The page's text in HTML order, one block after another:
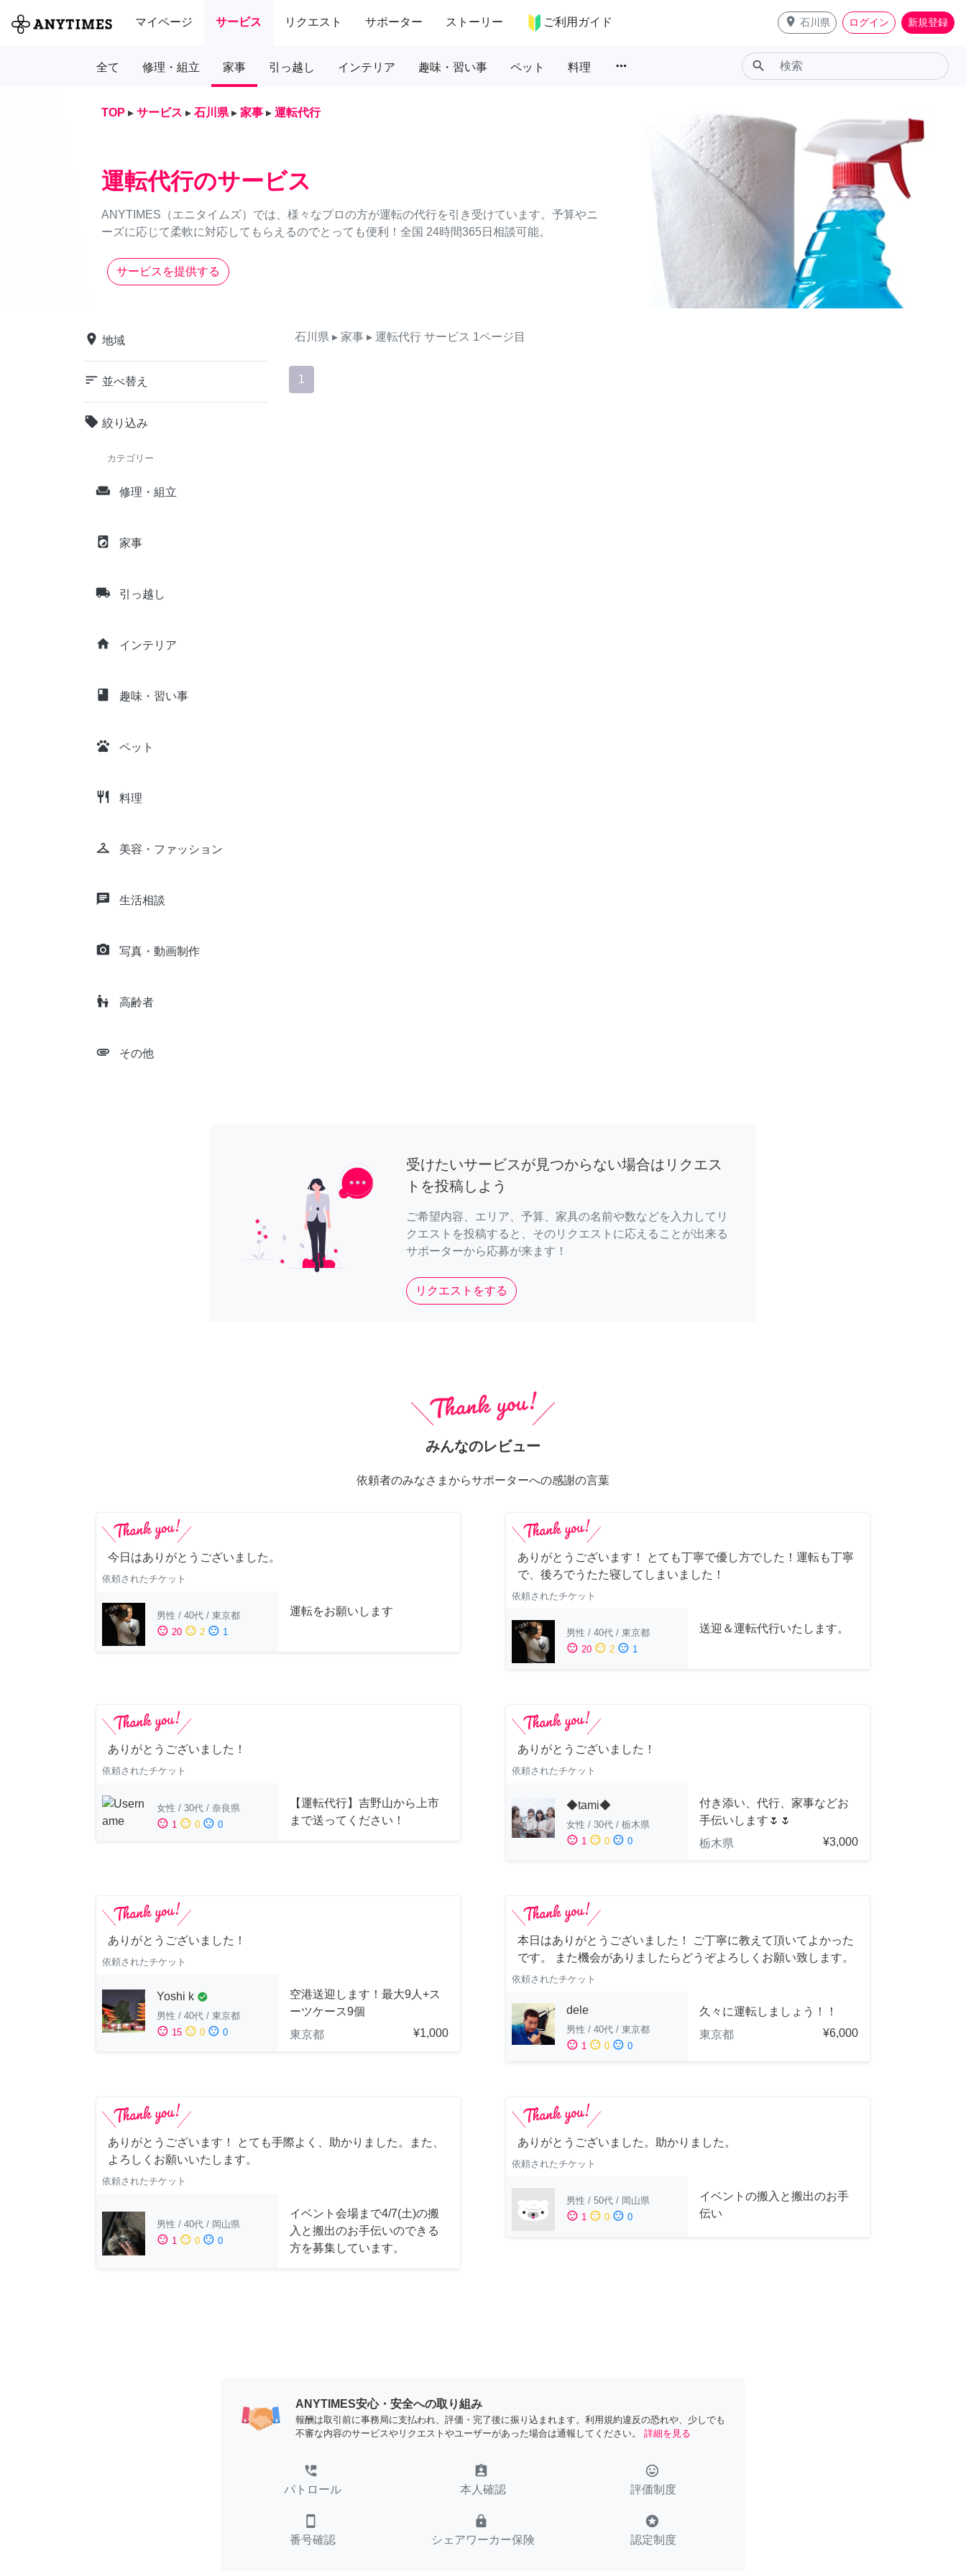
マイページ サービス リクエスト サポーター ストーリー ご利用ガイド place 石川県 ログイン 新規登録
全て 修理・組立 家事 引っ越し インテリア 趣味・習い事 ペット 料理 more_horiz search
TOP ▸ サービス ▸ 石川県 ▸ 家事 ▸ 運転代行
運転代行のサービス
ANYTIMES（エニタイムズ）では、様々なプロの方が運転の代行を引き受けています。予算やニ
ーズに応じて柔軟に対応してもらえるのでとっても便利！全国 24時間365日相談可能。
サービスを提供する
place 地域
sort 並べ替え
local_offer 絞り込み
カテゴリー
weekend 修理・組立
local_laundry_service 家事
local_shipping 引っ越し
home インテリア
class 趣味・習い事
pets ペット
restaurant 料理
checkroom 美容・ファッション
chat 生活相談
camera_alt 写真・動画制作
escalator_warning 高齢者
attachment その他
石川県 ▸ 家事 ▸ 運転代行 サービス 1ページ目
1
受けたいサービスが見つからない場合はリクエス
トを投稿しよう
ご希望内容、エリア、予算、家具の名前や数などを入力してリ
クエストを投稿すると、そのリクエストに応えることが出来る
サポーターから応募が来ます！
リクエストをする
みんなのレビュー
依頼者のみなさまからサポーターへの感謝の言葉
今日はありがとうございました。
依頼されたチケット
男性 / 40代 / 東京都
sentiment_satisfied 20 sentiment_neutral 2 sentiment_dissatisfied 1
運転をお願いします
ありがとうございます！ とても丁寧で優し方でした！運転も丁寧
で、後ろでうたた寝してしまいました！
依頼されたチケット
男性 / 40代 / 東京都
sentiment_satisfied 20 sentiment_neutral 2 sentiment_dissatisfied 1
送迎＆運転代行いたします。
ありがとうございました！
依頼されたチケット
女性 / 30代 / 奈良県
sentiment_satisfied 1 sentiment_neutral 0 sentiment_dissatisfied 0
【運転代行】吉野山から上市
まで送ってください！
ありがとうございました！
依頼されたチケット
◆tami◆
女性 / 30代 / 栃木県
sentiment_satisfied 1 sentiment_neutral 0 sentiment_dissatisfied 0
付き添い、代行、家事などお
手伝いします🌷🌷
栃木県
¥3,000
ありがとうございました！
依頼されたチケット
Yoshi k check_circle
男性 / 40代 / 東京都
sentiment_satisfied 15 sentiment_neutral 0 sentiment_dissatisfied 0
空港送迎します！最大9人+ス
ーツケース9個
東京都
¥1,000
本日はありがとうございました！ ご丁寧に教えて頂いてよかった
です。 また機会がありましたらどうぞよろしくお願い致します。
依頼されたチケット
dele
男性 / 40代 / 東京都
sentiment_satisfied 1 sentiment_neutral 0 sentiment_dissatisfied 0
久々に運転しましょう！！
東京都
¥6,000
ありがとうございます！ とても手際よく、助かりました。また、
よろしくお願いいたします。
依頼されたチケット
男性 / 40代 / 岡山県
sentiment_satisfied 1 sentiment_neutral 0 sentiment_dissatisfied 0
イベント会場まで4/7(土)の搬
入と搬出のお手伝いのできる
方を募集しています。
ありがとうございました。助かりました。
依頼されたチケット
男性 / 50代 / 岡山県
sentiment_satisfied 1 sentiment_neutral 0 sentiment_dissatisfied 0
イベントの搬入と搬出のお手
伝い
ANYTIMES安心・安全への取り組み
報酬は取引前に事務局に支払われ、評価・完了後に振り込まれます。利用規約違反の恐れや、少しでも
不審な内容のサービスやリクエストやユーザーがあった場合は通報してください。
詳細を見る
perm_phone_msg
パトロール
assignment_ind
本人確認
tag_faces
評価制度
smartphone
番号確認
lock
シェアワーカー保険
stars
認定制度